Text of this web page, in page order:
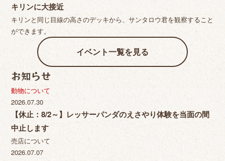
キリンに大接近
キリンと同じ目線の高さのデッキから、サンタロウ君を観察すること
ができます。
イベント一覧を見る
お知らせ
動物について
2026.07.30
【休止：8/2～】レッサーパンダのえさやり体験を当面の間
中止します
売店について
2026.07.07